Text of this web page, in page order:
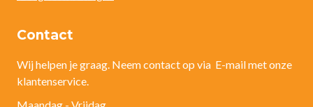
Contact
Wij helpen je graag. Neem contact op via E-mail met onze
klantenservice.
Maandag - Vrijdag